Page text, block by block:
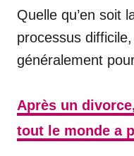
Quelle qu’en soit
processus
généralement
Après un
tout le monde a